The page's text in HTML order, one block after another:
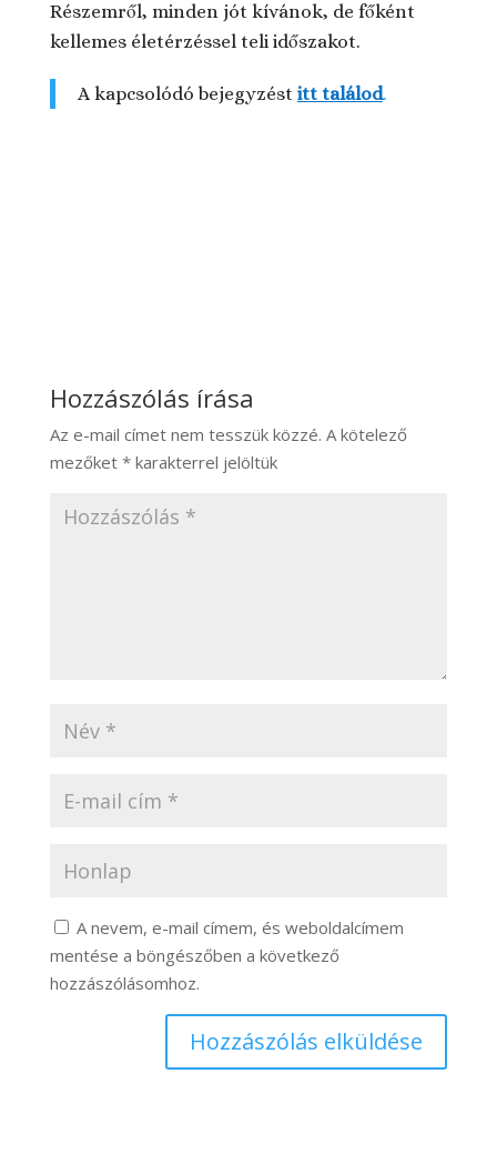
Részemről, minden jót kívánok, de főként
kellemes életérzéssel teli időszakot.
A kapcsolódó bejegyzést itt találod.
Hozzászólás írása
Az e-mail címet nem tesszük közzé. A kötelező
mezőket *karakterrel jelöltük
A nevem, e-mail címem, és weboldalcímem
mentése a böngészőben a következő
hozzászólásomhoz.